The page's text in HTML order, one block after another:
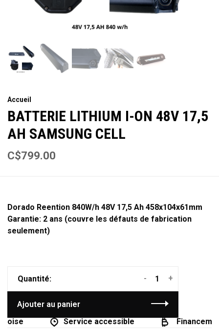
Accueil
BATTERIE LITHIUM I-ON 48V 17,5
AH SAMSUNG CELL
C$799.00
Dorado Reention 840W/h 48V 17,5 Ah 458x104x61mm
Garantie: 2 ans (couvre les défauts de fabrication
seulement)
Quantité: +
-
Ajouter au panier
Service accessible